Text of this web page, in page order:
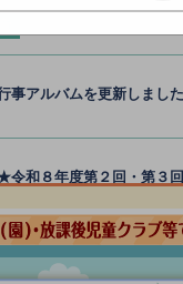
事アルバムを更新しました
令和８年度第２回・第３
和８年度 千葉県放課後